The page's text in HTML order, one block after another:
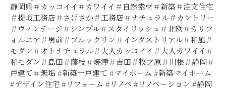
静岡県＃カッコイイ＃カワイイ＃自然素材＃新築＃注文住宅
＃提坂工務店＃さげさか＃工務店＃ナチュラル＃カントリー
＃ヴィンテージ＃シンプル＃スタイリッシュ＃北欧＃カリフ
ォルニア＃男前＃ブルックリン＃インダストリアル＃和風＃
モダン＃オトナチュラル＃大人カッコイイ＃大人カワイイ＃
和モダン＃島田＃藤枝＃焼津＃吉田＃牧之原＃川根＃静岡＃
戸建て＃無垢 #新築一戸建て #マイホーム #新築マイホーム
#デザイン住宅 #リフォーム #リノベ #リノベーション #静岡